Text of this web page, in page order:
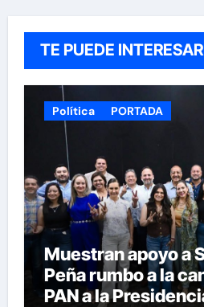
TE PUEDE INTERESAR
Política PORTADA
Muestran apoyo a
Peña rumbo a la
PAN a la